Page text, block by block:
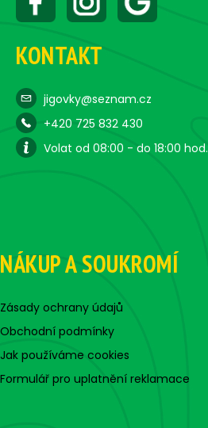
KONTAKT
jigovky@seznam.cz
+420 725 832 430
Volat od 08:00 - do 18:00 hod.
NÁKUP A SOUKROMÍ
Zásady ochrany údajů
Obchodní podmínky
Jak používáme cookies
Formulář pro uplatnění reklamace